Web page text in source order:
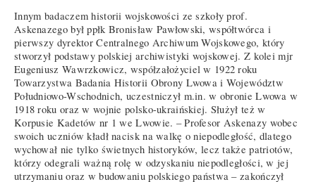
Innym badaczem historii wojskowości ze szkoły prof.
Askenazego był ppłk Bronisław Pawłowski, współtwórca i
pierwszy dyrektor Centralnego Archiwum Wojskowego, który
stworzył podstawy polskiej archiwistyki wojskowej. Z kolei mjr
Eugeniusz Wawrzkowicz, współzałożyciel w 1922 roku
Towarzystwa Badania Historii Obrony Lwowa i Województw
Południowo-Wschodnich, uczestniczył m.in. w obronie Lwowa w
1918 roku oraz w wojnie polsko-ukraińskiej. Służył też w
Korpusie Kadetów nr 1 we Lwowie. – Profesor Askenazy wobec
swoich uczniów kładł nacisk na walkę o niepodległość, dlatego
wychował nie tylko świetnych historyków, lecz także patriotów,
którzy odegrali ważną rolę w odzyskaniu niepodległości, w jej
utrzymaniu oraz w budowaniu polskiego państwa – zakończył